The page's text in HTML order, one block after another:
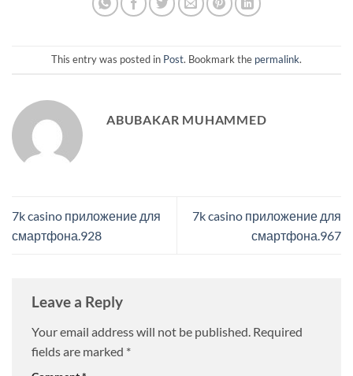
This entry was posted in Post. Bookmark the permalink.
ABUBAKAR MUHAMMED
7k casino приложение для
смартфона.928
7k casino приложение для
смартфона.967
Leave a Reply
Your email address will not be published. Required
fields are marked *